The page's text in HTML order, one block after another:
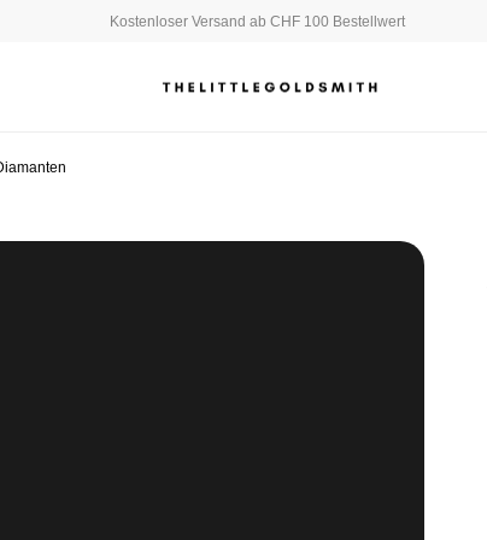
Kostenloser Versand ab CHF 100 Bestellwert